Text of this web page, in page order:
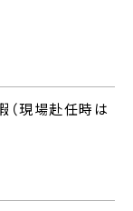
（現場赴任時は